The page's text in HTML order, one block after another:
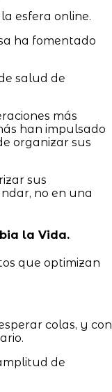
esfera online.
ha fomentado
salud de
más
han impulsado
organizar sus
sus
no en una
la Vida.
que optimizan
colas, y con
de